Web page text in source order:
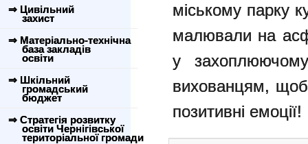
⇒ Цивільний
захист
⇒ Матеріально-технічна
база закладів
освіти
⇒ Шкільний
громадський
бюджет
⇒ Стратегія розвитку
освіти Чернігівської
територіальної громади
міському парку
малювали на
у
вихованцям,
позитивні емоції!